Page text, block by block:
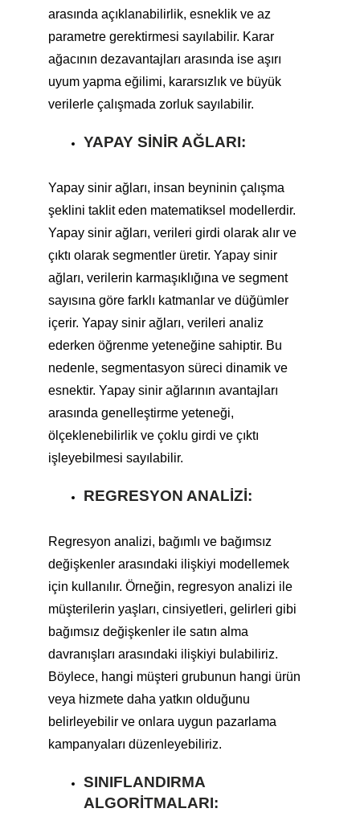
arasında açıklanabilirlik, esneklik ve az
parametre gerektirmesi sayılabilir. Karar
ağacının dezavantajları arasında ise aşırı
uyum yapma eğilimi, kararsızlık ve büyük
verilerle çalışmada zorluk sayılabilir.
YAPAY SINIR AĞLARI:
Yapay sinir ağları, insan beyninin çalışma
şeklini taklit eden matematiksel modellerdir.
Yapay sinir ağları, verileri girdi olarak alır ve
çıktı olarak segmentler üretir. Yapay sinir
ağları, verilerin karmaşıklığına ve segment
sayısına göre farklı katmanlar ve düğümler
içerir. Yapay sinir ağları, verileri analiz
ederken öğrenme yeteneğine sahiptir. Bu
nedenle, segmentasyon süreci dinamik ve
esnektir. Yapay sinir ağlarının avantajları
arasında genelleştirme yeteneği,
ölçeklenebilirlik ve çoklu girdi ve çıktı
işleyebilmesi sayılabilir.
REGRESYON ANALIZI:
Regresyon analizi, bağımlı ve bağımsız
değişkenler arasındaki ilişkiyi modellemek
için kullanılır. Örneğin, regresyon analizi ile
müşterilerin yaşları, cinsiyetleri, gelirleri gibi
bağımsız değişkenler ile satın alma
davranışları arasındaki ilişkiyi bulabiliriz.
Böylece, hangi müşteri grubunun hangi ürün
veya hizmete daha yatkın olduğunu
belirleyebilir ve onlara uygun pazarlama
kampanyaları düzenleyebiliriz.
SINIFLANDIRMA
ALGORITMALARI: